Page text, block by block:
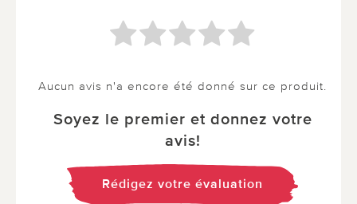
Aucun avis n'a encore été donné sur ce produit.
Soyez le premier et donnez votre
avis!
Rédigez votre évaluation